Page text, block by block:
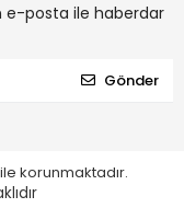
e-posta ile haberdar
Gönder
korunmaktadır.